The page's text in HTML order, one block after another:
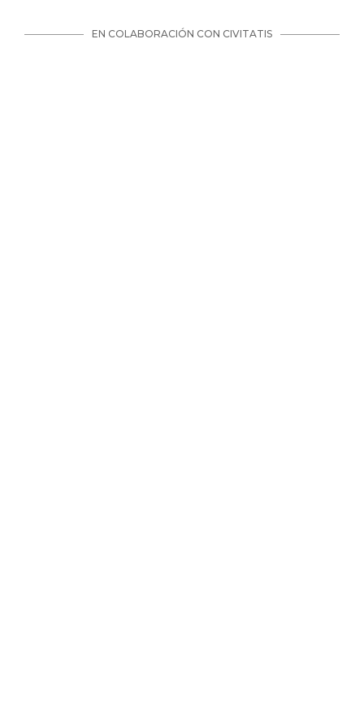
EN COLABORACIÓN CON CIVITATIS